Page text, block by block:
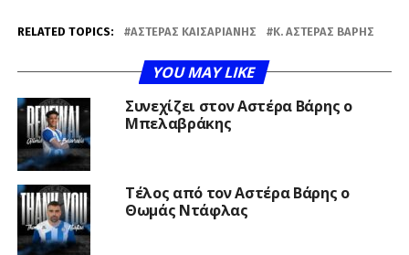
RELATED TOPICS: ΑΣΤΈΡΑΣ ΚΑΙΣΑΡΙΑΝΉΣ Κ. ΑΣΤΈΡΑΣ ΒΆΡΗΣ
YOU MAY LIKE
Συνεχίζει στον Αστέρα Βάρης ο
Μπελαβράκης
Τέλος από τον Αστέρα Βάρης ο
Θωμάς Ντάφλας